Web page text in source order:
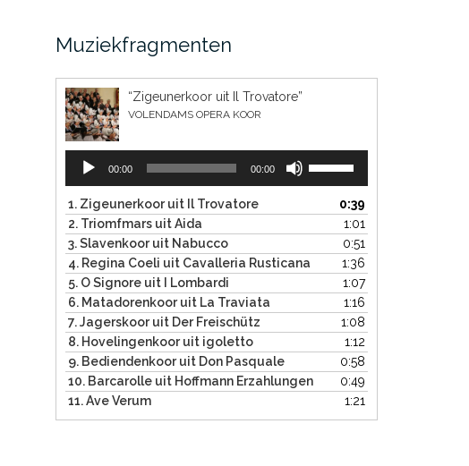
Muziekfragmenten
“Zigeunerkoor uit Il Trovatore”
VOLENDAMS OPERA KOOR
Audiospeler
00:00 00:00
Omhoog/Omlaag
om
het
volume
te
verhogen
verlagen.
1. Zigeunerkoor uit Il Trovatore
0:39
2. Triomfmars uit Aida
1:01
3. Slavenkoor uit Nabucco
0:51
4. Regina Coeli uit Cavalleria Rusticana
1:36
5. O Signore uit I Lombardi
1:07
6. Matadorenkoor uit La Traviata
1:16
7. Jagerskoor uit Der Freischütz
1:08
8. Hovelingenkoor uit igoletto
1:12
9. Bediendenkoor uit Don Pasquale
0:58
10. Barcarolle uit Hoffmann Erzahlungen
0:49
11. Ave Verum
1:21